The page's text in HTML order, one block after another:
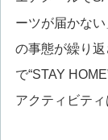
ーツが届かな
の事態が繰り
で“STAY
アクティビテ